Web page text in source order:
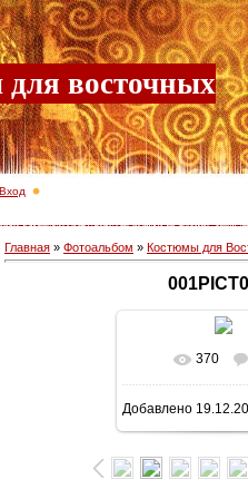
восточных
Вход
Главная » Фотоальбом » Костюмы для
В
763x1024/
370
Добавлено